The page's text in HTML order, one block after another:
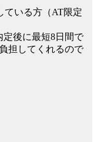
ている方（AT限定
後に最短8日間で
担してくれるので